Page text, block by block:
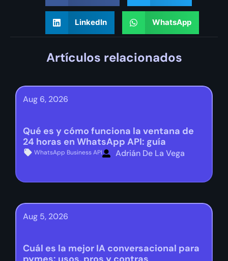
LinkedIn WhatsApp
Artículos relacionados
Aug 6, 2026
Qué es y cómo funciona la ventana de
24 horas en WhatsApp API: guía
WhatsApp Business API Adrián De La Vega
Aug 5, 2026
Cuál es la mejor IA conversacional para